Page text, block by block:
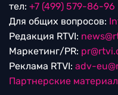
тел: +7 (499) 579-86-96
Для общих вопросов:
Редакция RTVI:
Маркетинг/PR:
Реклама RTVI: adv-
Партнерские